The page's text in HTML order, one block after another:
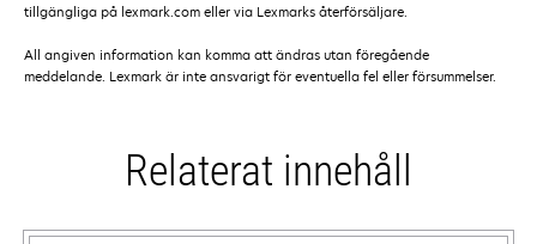
tillgängliga på lexmark.com eller via Lexmarks återförsäljare.
All angiven information kan komma att ändras utan föregående
meddelande. Lexmark är inte ansvarigt för eventuella fel eller försummelser.
Relaterat innehåll